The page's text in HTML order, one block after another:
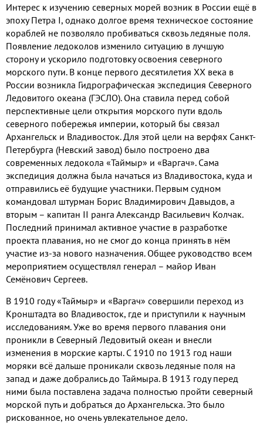
Интерес к изучению северных морей возник в России ещё в
эпоху Петра I, однако долгое время техническое состояние
кораблей не позволяло пробиваться сквозь ледяные поля.
Появление ледоколов изменило ситуацию в лучшую
сторону и ускорило подготовку освоения северного
морского пути. В конце первого десятилетия XX века в
России возникла Гидрографическая экспедиция Северного
Ледовитого океана (ГЭСЛО).Она ставила перед собой
перспективные цели открытия морского пути вдоль
северного побережья империи, который бы связал
Архангельск и Владивосток. Для этой цели на верфях Санкт-
Петербурга (Невский завод) было построено два
современных ледокола «Таймыр» и «Варгач». Сама
экспедиция должна была начаться из Владивостока, куда и
отправились её будущие участники. Первым судном
командовал штурман Борис Владимирович Давыдов, а
вторым – капитан II ранга Александр Васильевич Колчак.
Последний принимал активное участие в разработке
проекта плавания, но не смог до конца принять в нём
участие из-за нового назначения.Общее руководство всем
мероприятием осуществлял генерал – майор Иван
Семёнович Сергеев.
В 1910 году «Таймыр» и «Варгач» совершили переход из
Кронштадта во Владивосток, где и приступили к научным
исследованиям.Уже во время первого плавания они
проникли в Северный Ледовитый океан и внесли
изменения в морские карты. С 1910 по 1913 год наши
моряки всё дальше проникали сквозь ледяные поля на
запад и даже добрались до Таймыра. В 1913 году перед
ними была поставлена задача полностью пройти северный
морской путь и добраться до Архангельска.Это было
рискованное, но очень увлекательное дело.